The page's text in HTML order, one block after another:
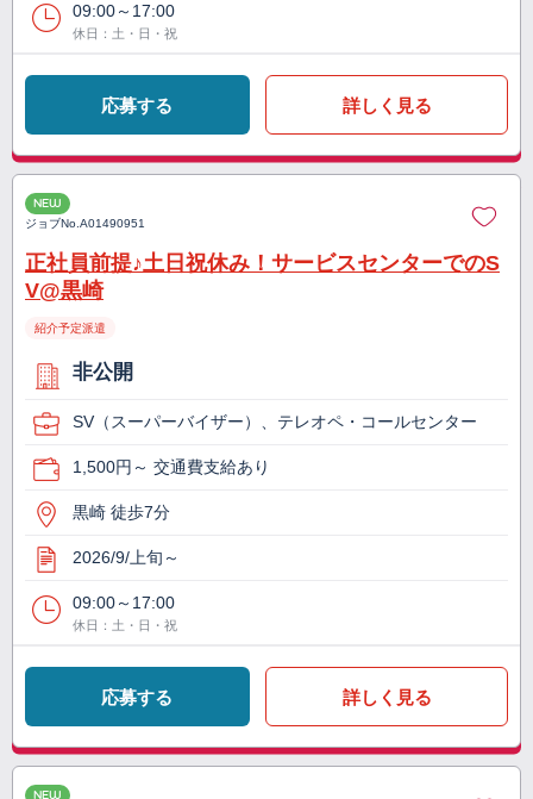
09:00～17:00
休日：土・日・祝
応募する 詳しく見る
NEW
ジョブNo.A01490951
正社員前提♪土日祝休み！サービスセンターでのS
V@黒崎
紹介予定派遣
非公開
SV（スーパーバイザー）、テレオペ・コールセンター
1,500円～ 交通費支給あり
黒崎 徒歩7分
2026/9/上旬～
09:00～17:00
休日：土・日・祝
応募する 詳しく見る
NEW